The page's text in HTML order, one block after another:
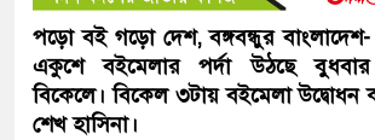
পড়ো বই গড়ো দেশ, বঙ্গবন্ধুর বাংলাদেশ-
একুশে বইমেলার পর্দা উঠছে বুধবার
বিকেলে। বিকেল ৩টায় বইমেলা উদ্বোধন
শেখ হাসিনা।